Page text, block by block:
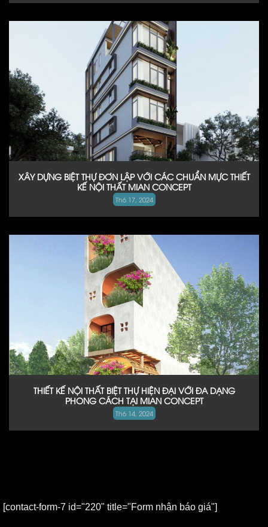
XÂY DỰNG BIỆT THỰ ĐƠN LẬP VỚI CÁC CHUẨN MỰC THIẾT
KẾ NỘI THẤT MIAN CONCEPT
Th6 17, 2024
THIẾT KẾ NỘI THẤT BIỆT THỰ HIỆN ĐẠI VỚI ĐA DẠNG
PHONG CÁCH TẠI MIAN CONCEPT
Th6 14, 2024
[contact-form-7 id="220" title="Form nhận báo giá"]